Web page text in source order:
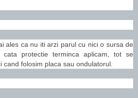
ales ca nu iti arzi parul cu nici o sursa de
cata protectie terminca aplicam, tot se
folosim placa sau ondulatorul.